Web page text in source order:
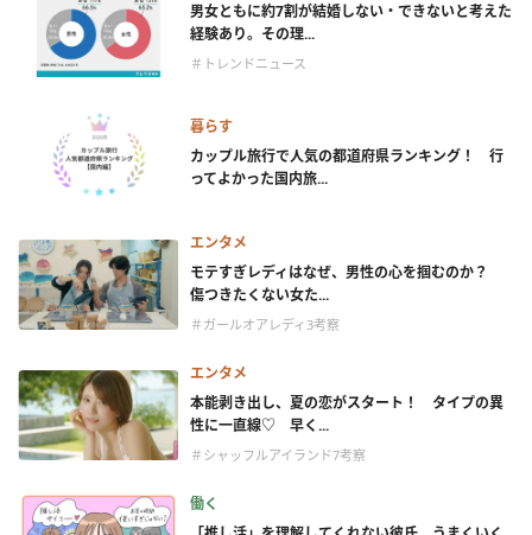
男女ともに約7割が結婚しない・できないと考えた
経験あり。その理...
＃トレンドニュース
暮らす
カップル旅行で人気の都道府県ランキング！ 行
ってよかった国内旅...
エンタメ
モテすぎレディはなぜ、男性の心を掴むのか？
傷つきたくない女た...
＃ガールオアレディ3考察
エンタメ
本能剥き出し、夏の恋がスタート！ タイプの異
性に一直線♡ 早く...
＃シャッフルアイランド7考察
働く